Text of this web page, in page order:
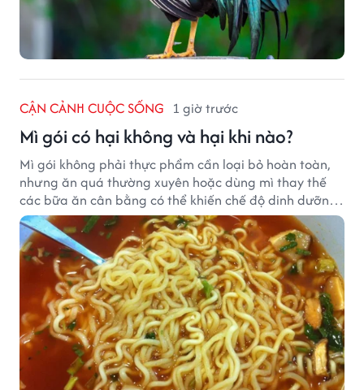
CẬN CẢNH CUỘC SỐNG 1 giờ trước
Mì gói có hại không và hại khi nào?
Mì gói không phải thực phẩm cần loại bỏ hoàn toàn,
nhưng ăn quá thường xuyên hoặc dùng mì thay thế
các bữa ăn cân bằng có thể khiến chế độ dinh dưỡng
mất cân đối.